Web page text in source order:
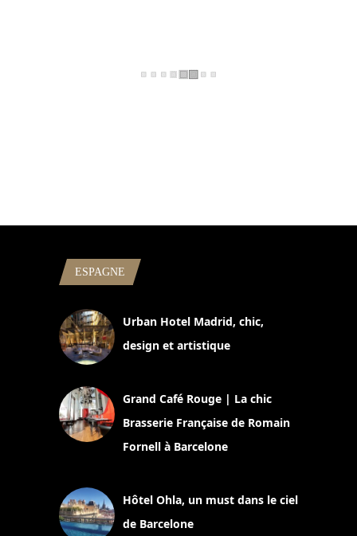
ESPAGNE
Urban Hotel Madrid, chic,
design et artistique
Grand Café Rouge | La chic
Brasserie Française de Romain
Fornell à Barcelone
Hôtel Ohla, un must dans le ciel
de Barcelone